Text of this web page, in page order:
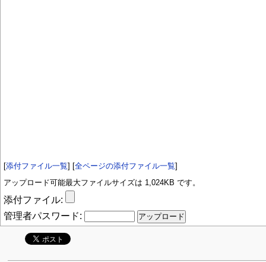
[添付ファイル一覧] [全ページの添付ファイル一覧]
アップロード可能最大ファイルサイズは 1,024KB です。
添付ファイル:
管理者パスワード: